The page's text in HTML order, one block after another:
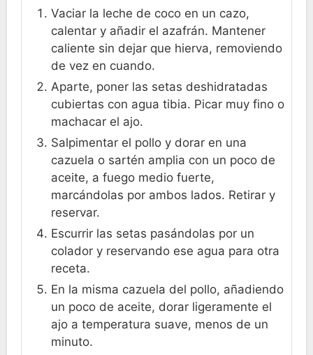
Vaciar la leche de coco en un cazo,
calentar y añadir el azafrán. Mantener
caliente sin dejar que hierva, removiendo
de vez en cuando.
Aparte, poner las setas deshidratadas
cubiertas con agua tibia. Picar muy fino o
machacar el ajo.
Salpimentar el pollo y dorar en una
cazuela o sartén amplia con un poco de
aceite, a fuego medio fuerte,
marcándolas por ambos lados. Retirar y
reservar.
Escurrir las setas pasándolas por un
colador y reservando ese agua para otra
receta.
En la misma cazuela del pollo, añadiendo
un poco de aceite, dorar ligeramente el
ajo a temperatura suave, menos de un
minuto.